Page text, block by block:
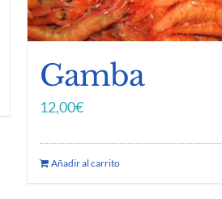
Gamba
12,00€
Añadir al carrito